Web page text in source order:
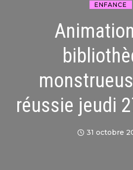
ENFANCE
réussie jeudi
31 octobre